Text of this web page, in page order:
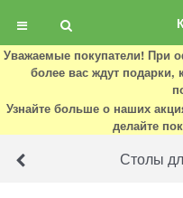
Уважаемые покупатели! При
более вас ждут
Узнайте больше о наших
делайте
Столы